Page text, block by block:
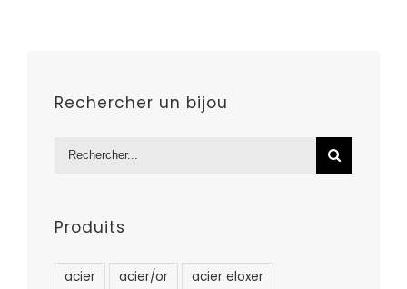
Rechercher un bijou
Rechercher:
Produits
acier acier/or
acier eloxer